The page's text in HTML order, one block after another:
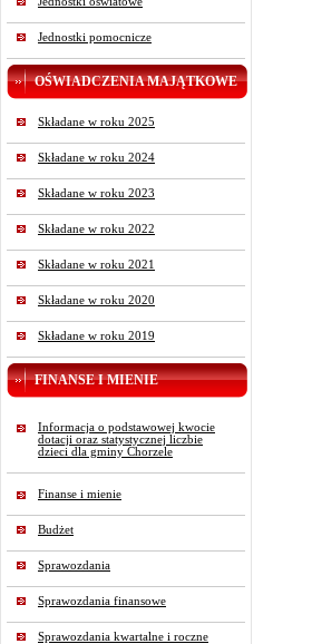
Jednostki pomocnicze
OŚWIADCZENIA MAJĄTKOWE
Składane w roku 2025
Składane w roku 2024
Składane w roku 2023
Składane w roku 2022
Składane w roku 2021
Składane w roku 2020
Składane w roku 2019
FINANSE I MIENIE
Informacja o podstawowej kwocie
dotacji oraz statystycznej liczbie
dzieci dla gminy Chorzele
Finanse i mienie
Budżet
Sprawozdania
Sprawozdania finansowe
Sprawozdania kwartalne i roczne